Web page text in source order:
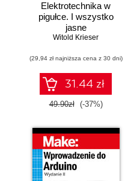
Elektrotechnika w
pigułce. I wszystko
jasne
Witold Krieser
(29,94 zł najniższa cena z 30 dni)
31.44 zł
49.90zł (-37%)